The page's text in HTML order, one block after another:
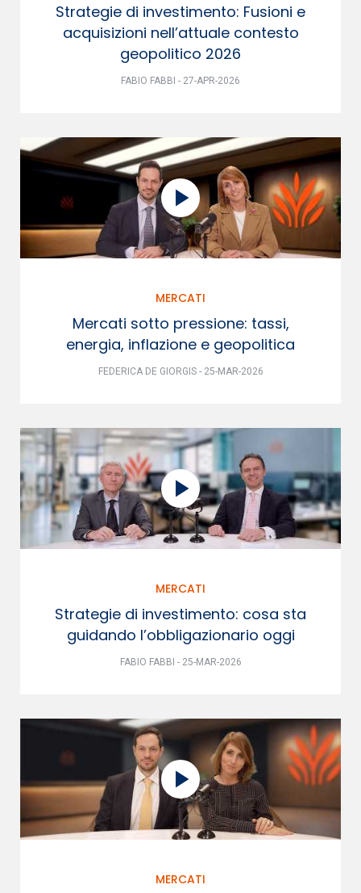
Strategie di investimento: Fusioni e
acquisizioni nell’attuale contesto
geopolitico 2026
FABIO FABBI - 27-APR-2026
MERCATI
Mercati sotto pressione: tassi,
energia, inflazione e geopolitica
FEDERICA DE GIORGIS - 25-MAR-2026
MERCATI
Strategie di investimento: cosa sta
guidando l’obbligazionario oggi
FABIO FABBI - 25-MAR-2026
MERCATI